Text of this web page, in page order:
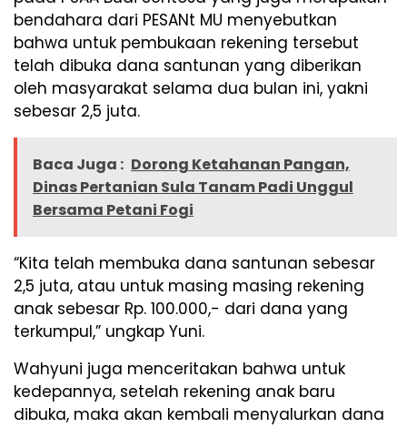
bendahara dari PESANt MU menyebutkan
bahwa untuk pembukaan rekening tersebut
telah dibuka dana santunan yang diberikan
oleh masyarakat selama dua bulan ini, yakni
sebesar 2,5 juta.
Baca Juga : Dorong Ketahanan Pangan,
Dinas Pertanian Sula Tanam Padi Unggul
Bersama Petani Fogi
“Kita telah membuka dana santunan sebesar
2,5 juta, atau untuk masing masing rekening
anak sebesar Rp. 100.000,- dari dana yang
terkumpul,” ungkap Yuni.
Wahyuni juga menceritakan bahwa untuk
kedepannya, setelah rekening anak baru
dibuka, maka akan kembali menyalurkan dana